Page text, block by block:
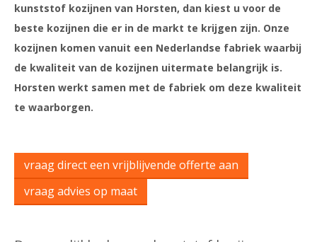
kunststof kozijnen van Horsten, dan kiest u voor de
beste kozijnen die er in de markt te krijgen zijn. Onze
kozijnen komen vanuit een Nederlandse fabriek waarbij
de kwaliteit van de kozijnen uitermate belangrijk is.
Horsten werkt samen met de fabriek om deze kwaliteit
te waarborgen.
vraag direct een vrijblijvende offerte aan
vraag advies op maat